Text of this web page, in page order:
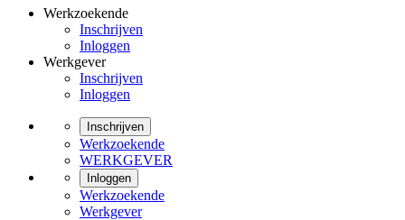
Werkzoekende
Inschrijven
Inloggen
Werkgever
Inschrijven
Inloggen
Inschrijven
Werkzoekende
WERKGEVER
Inloggen
Werkzoekende
Werkgever